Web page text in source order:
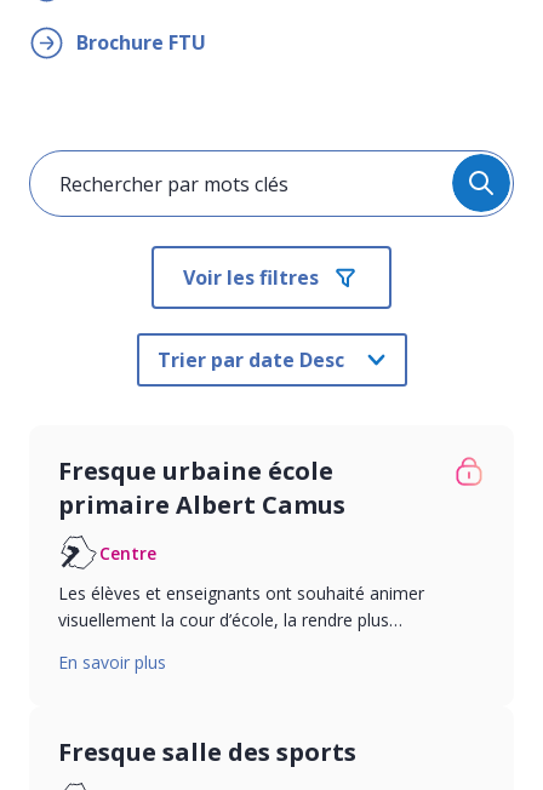
Brochure FTU
Voir les filtres
Fresque urbaine école
primaire Albert Camus
Centre
Les élèves et enseignants ont souhaité animer
visuellement la cour d’école, la rendre plus…
En savoir plus
Fresque salle des sports